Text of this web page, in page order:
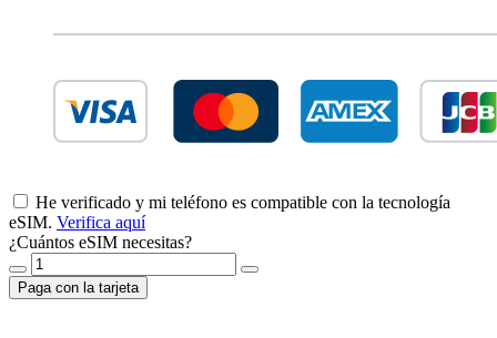
He verificado y mi teléfono es compatible con la tecnología
eSIM. Verifica aquí
¿Cuántos eSIM necesitas?
Paga con la tarjeta